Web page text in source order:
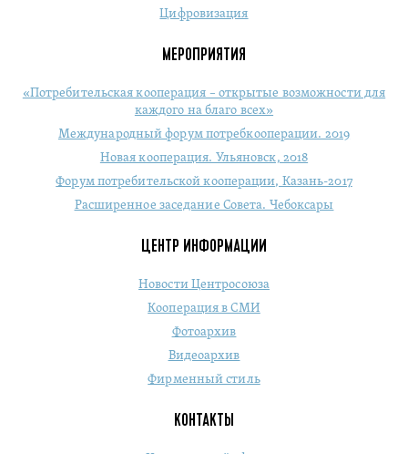
Цифровизация
МЕРОПРИЯТИЯ
«Потребительская кооперация – открытые возможности для
каждого на благо всех»
Международный форум потребкооперации. 2019
Новая кооперация. Ульяновск, 2018
Форум потребительской кооперации, Казань-2017
Расширенное заседание Совета. Чебоксары
ЦЕНТР ИНФОРМАЦИИ
Новости Центросоюза
Кооперация в СМИ
Фотоархив
Видеоархив
Фирменный стиль
КОНТАКТЫ